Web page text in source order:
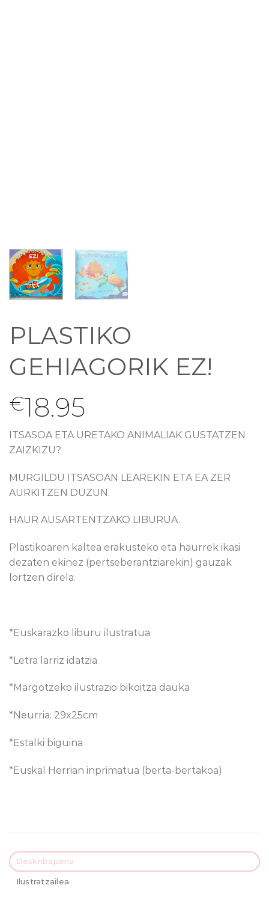
PLASTIKO
GEHIAGORIK EZ!
€18.95
ITSASOA ETA URETAKO ANIMALIAK GUSTATZEN
ZAIZKIZU?
MURGILDU ITSASOAN LEAREKIN ETA EA ZER
AURKITZEN DUZUN.
HAUR AUSARTENTZAKO LIBURUA.
Plastikoaren kaltea erakusteko eta haurrek ikasi
dezaten ekinez (pertseberantziarekin) gauzak
lortzen direla.
*Euskarazko liburu ilustratua
*Letra larriz idatzia
*Margotzeko ilustrazio bikoitza dauka
*Neurria: 29x25cm
*Estalki biguina
*Euskal Herrian inprimatua (berta-bertakoa)
Deskribapena
Ilustratzailea